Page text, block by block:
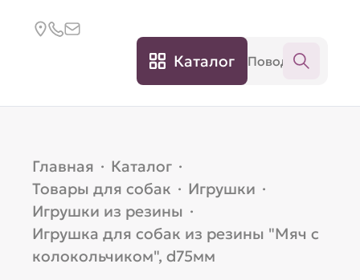
Каталог
Главная · Каталог ·
Товары для собак · Игрушки ·
Игрушки из резины ·
Игрушка для собак из резины "Мяч с
колокольчиком", d75мм